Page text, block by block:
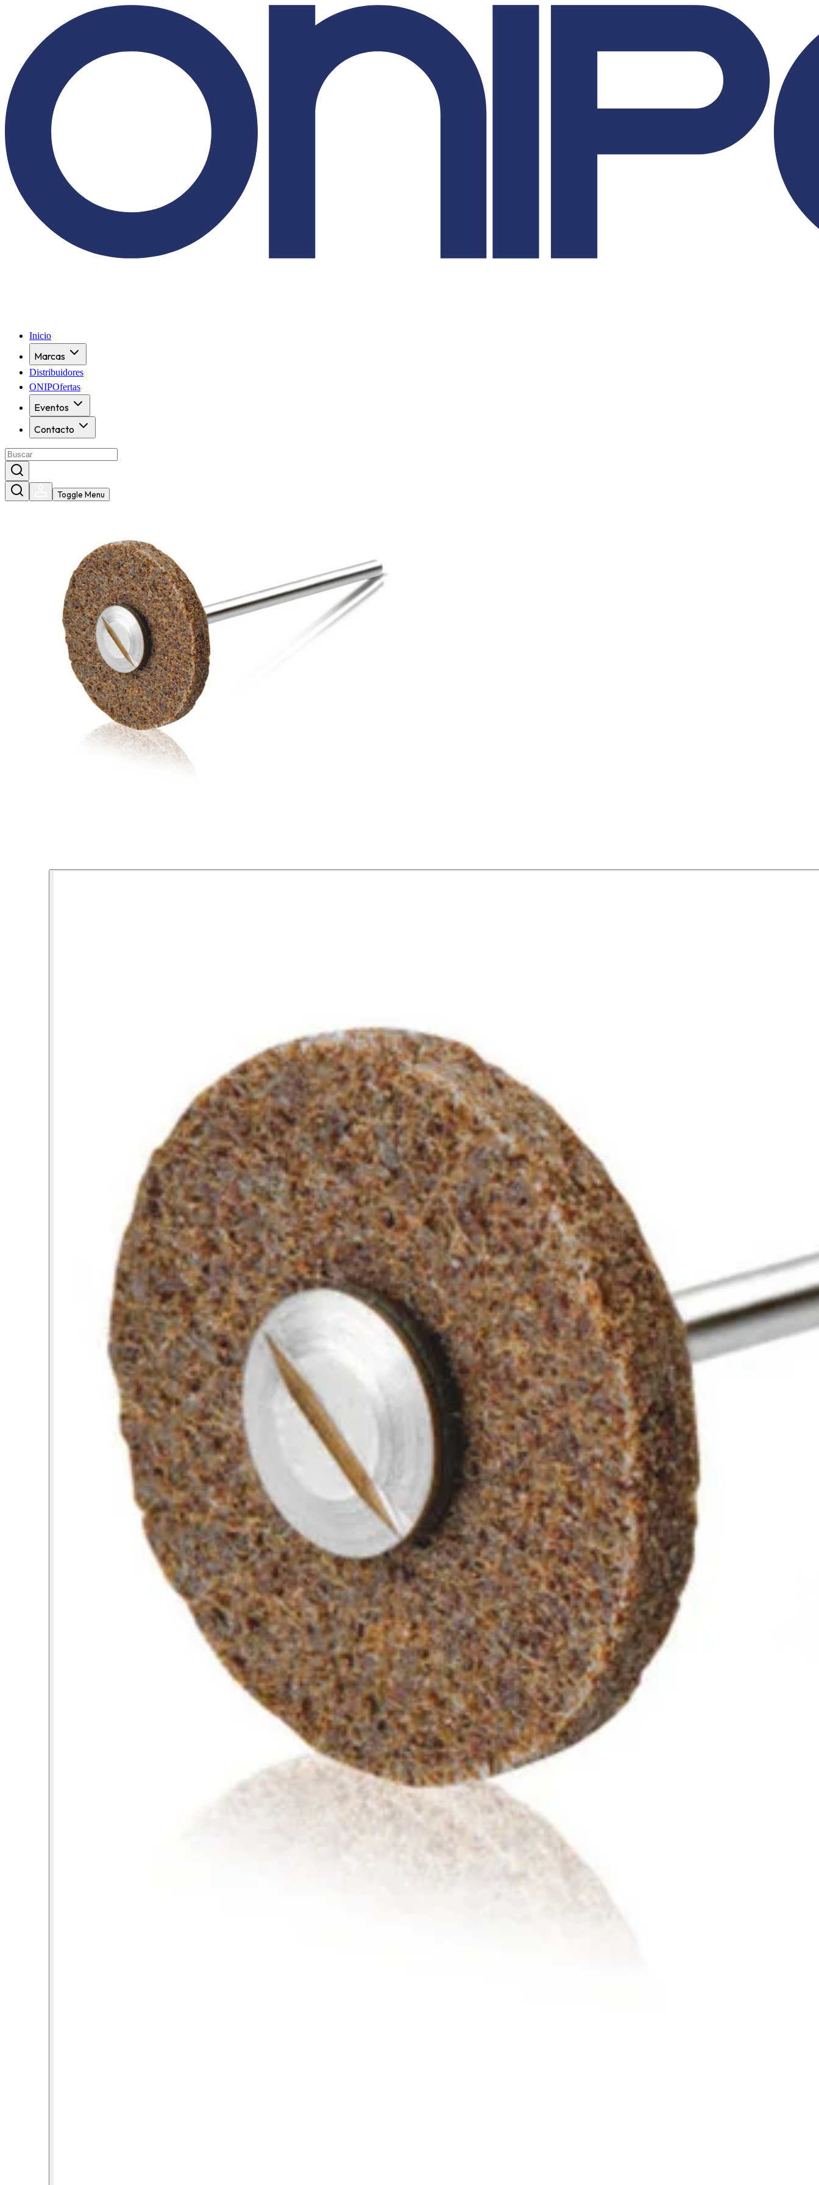
Inicio
Marcas
Distribuidores
ONIPOfertas
Eventos
Contacto
Toggle Menu